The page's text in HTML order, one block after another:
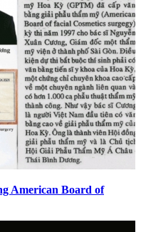
American Board of